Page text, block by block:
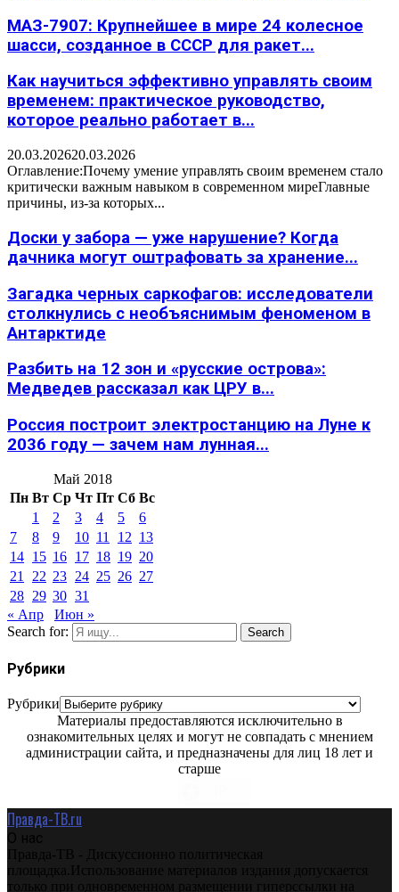
МАЗ-7907: Крупнейшее в мире 24 колесное
шасси, созданное в СССР для ракет...
Как научиться эффективно управлять своим
временем: практическое руководство,
которое реально работает в...
20.03.202620.03.2026
Оглавление:Почему умение управлять своим временем стало
критически важным навыком в современном миреГлавные
причины, из-за которых...
Доски у забора — уже нарушение? Когда
дачника могут оштрафовать за хранение...
Загадка черных саркофагов: исследователи
столкнулись с необъяснимым феноменом в
Антарктиде
Разбить на 12 зон и «русские острова»:
Медведев рассказал как ЦРУ в...
Россия построит электростанцию на Луне к
2036 году — зачем нам лунная...
Май 2018
Пн Вт Ср Чт Пт Сб Вс
1
2 3 4 5
6
7
8 9 10 11 12 13
14 15 16 17 18 19 20
21
22 23 24 25 26 27
28 29 30 31
« Апр
Июн »
Search for:
Search
Рубрики
Рубрики
Материалы предоставляются исключительно в
ознакомительных целях и могут не совпадать с мнением
администрации сайта, и предназначены для лиц 18 лет и
старше
Правда-ТВ.ru
О нас
Правда-ТВ - Дискуссионно политическая
площадка.Использование материалов издания допускается
только при одновременном размещении гиперссылки на